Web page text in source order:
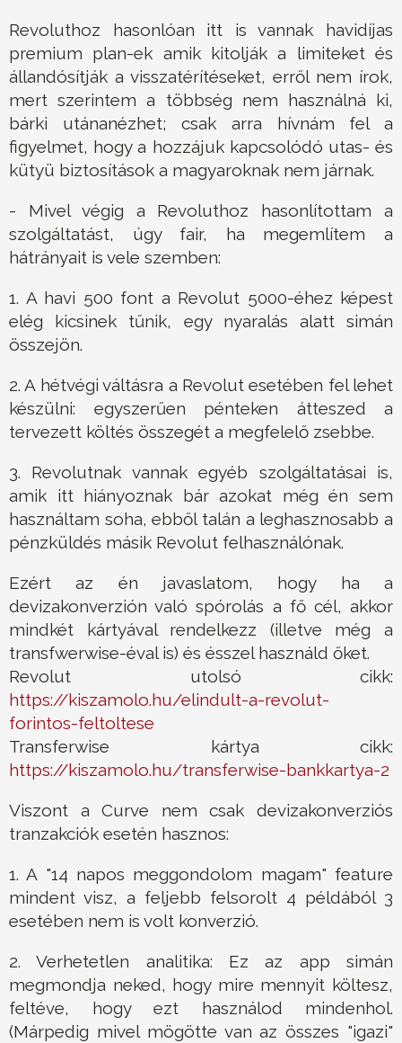
Revoluthoz hasonlóan itt is vannak havidíjas
premium plan-ek amik kitolják a limiteket és
állandósítják a visszatérítéseket, erről nem írok,
mert szerintem a többség nem használná ki,
bárki utánanézhet; csak arra hívnám fel a
figyelmet, hogy a hozzájuk kapcsolódó utas- és
kütyü biztosítások a magyaroknak nem járnak.
- Mivel végig a Revoluthoz hasonlítottam a
szolgáltatást, úgy fair, ha megemlítem a
hátrányait is vele szemben:
1. A havi 500 font a Revolut 5000-éhez képest
elég kicsinek tűnik, egy nyaralás alatt simán
összejön.
2. A hétvégi váltásra a Revolut esetében fel lehet
készülni: egyszerűen pénteken átteszed a
tervezett költés összegét a megfelelő zsebbe.
3. Revolutnak vannak egyéb szolgáltatásai is,
amik itt hiányoznak bár azokat még én sem
használtam soha, ebből talán a leghasznosabb a
pénzküldés másik Revolut felhasználónak.
Ezért az én javaslatom, hogy ha a
devizakonverzión való spórolás a fő cél, akkor
mindkét kártyával rendelkezz (illetve még a
transfwerwise-éval is) és ésszel használd őket.
Revolut utolsó cikk:
https://kiszamolo.hu/elindult-a-revolut-
forintos-feltoltese
Transferwise kártya cikk:
https://kiszamolo.hu/transferwise-bankkartya-2
Viszont a Curve nem csak devizakonverziós
tranzakciók esetén hasznos:
1. A "14 napos meggondolom magam" feature
mindent visz, a feljebb felsorolt 4 példából 3
esetében nem is volt konverzió.
2. Verhetetlen analitika: Ez az app simán
megmondja neked, hogy mire mennyit költesz,
feltéve, hogy ezt használod mindenhol.
(Márpedig mivel mögötte van az összes "igazi"